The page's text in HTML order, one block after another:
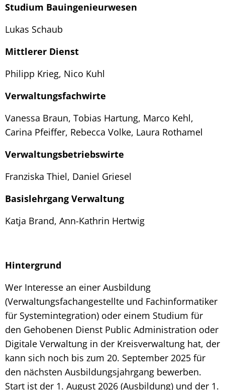
Studium Bauingenieurwesen
Lukas Schaub
Mittlerer Dienst
Philipp Krieg, Nico Kuhl
Verwaltungsfachwirte
Vanessa Braun, Tobias Hartung, Marco Kehl,
Carina Pfeiffer, Rebecca Volke, Laura Rothamel
Verwaltungsbetriebswirte
Franziska Thiel, Daniel Griesel
Basislehrgang Verwaltung
Katja Brand, Ann-Kathrin Hertwig
Hintergrund
Wer Interesse an einer Ausbildung
(Verwaltungsfachangestellte und Fachinformatiker
für Systemintegration) oder einem Studium für
den Gehobenen Dienst Public Administration oder
Digitale Verwaltung in der Kreisverwaltung hat, der
kann sich noch bis zum 20. September 2025 für
den nächsten Ausbildungsjahrgang bewerben.
Start ist der 1. August 2026 (Ausbildung) und der 1.